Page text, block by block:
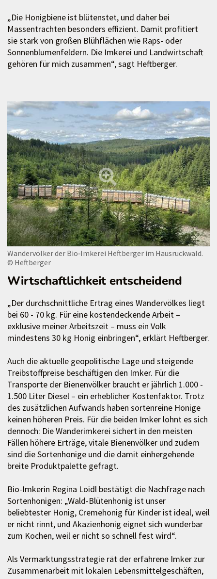
„Die Honigbiene ist blütenstet, und daher bei
Massentrachten besonders effizient. Damit profitiert
sie stark von großen Blühflächen wie Raps- oder
Sonnenblumenfeldern. Die Imkerei und Landwirtschaft
gehören für mich zusammen“, sagt Heftberger.
Wandervölker der Bio‑Imkerei Heftberger im Hausruckwald.
© Heftberger
Wirtschaftlichkeit entscheidend
„Der durchschnittliche Ertrag eines Wandervölkes liegt
bei 60 - 70 kg. Für eine kostendeckende Arbeit –
exklusive meiner Arbeitszeit – muss ein Volk
mindestens 30 kg Honig einbringen“, erklärt Heftberger.
Auch die aktuelle geopolitische Lage und steigende
Treibstoffpreise beschäftigen den Imker. Für die
Transporte der Bienenvölker braucht er jährlich 1.000 -
1.500 Liter Diesel – ein erheblicher Kostenfaktor. Trotz
des zusätzlichen Aufwands haben sortenreine Honige
keinen höheren Preis. Für die beiden Imker lohnt es sich
dennoch: Die Wanderimkerei sichert in den meisten
Fällen höhere Erträge, vitale Bienenvölker und zudem
sind die Sortenhonige und die damit einhergehende
breite Produktpalette gefragt.
Bio-Imkerin Regina Loidl bestätigt die Nachfrage nach
Sortenhonigen: „Wald-Blütenhonig ist unser
beliebtester Honig, Cremehonig für Kinder ist ideal, weil
er nicht rinnt, und Akazienhonig eignet sich wunderbar
zum Kochen, weil er nicht so schnell fest wird“.
Als Vermarktungsstrategie rät der erfahrene Imker zur
Zusammenarbeit mit lokalen Lebensmittelgeschäften,